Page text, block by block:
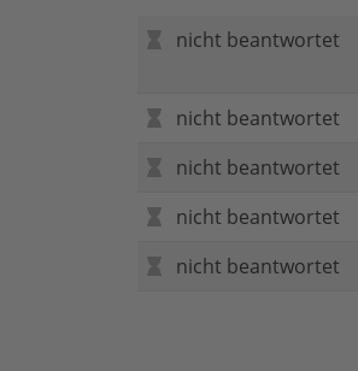
nicht beantwortet
nicht beantwortet
nicht beantwortet
nicht beantwortet
nicht beantwortet